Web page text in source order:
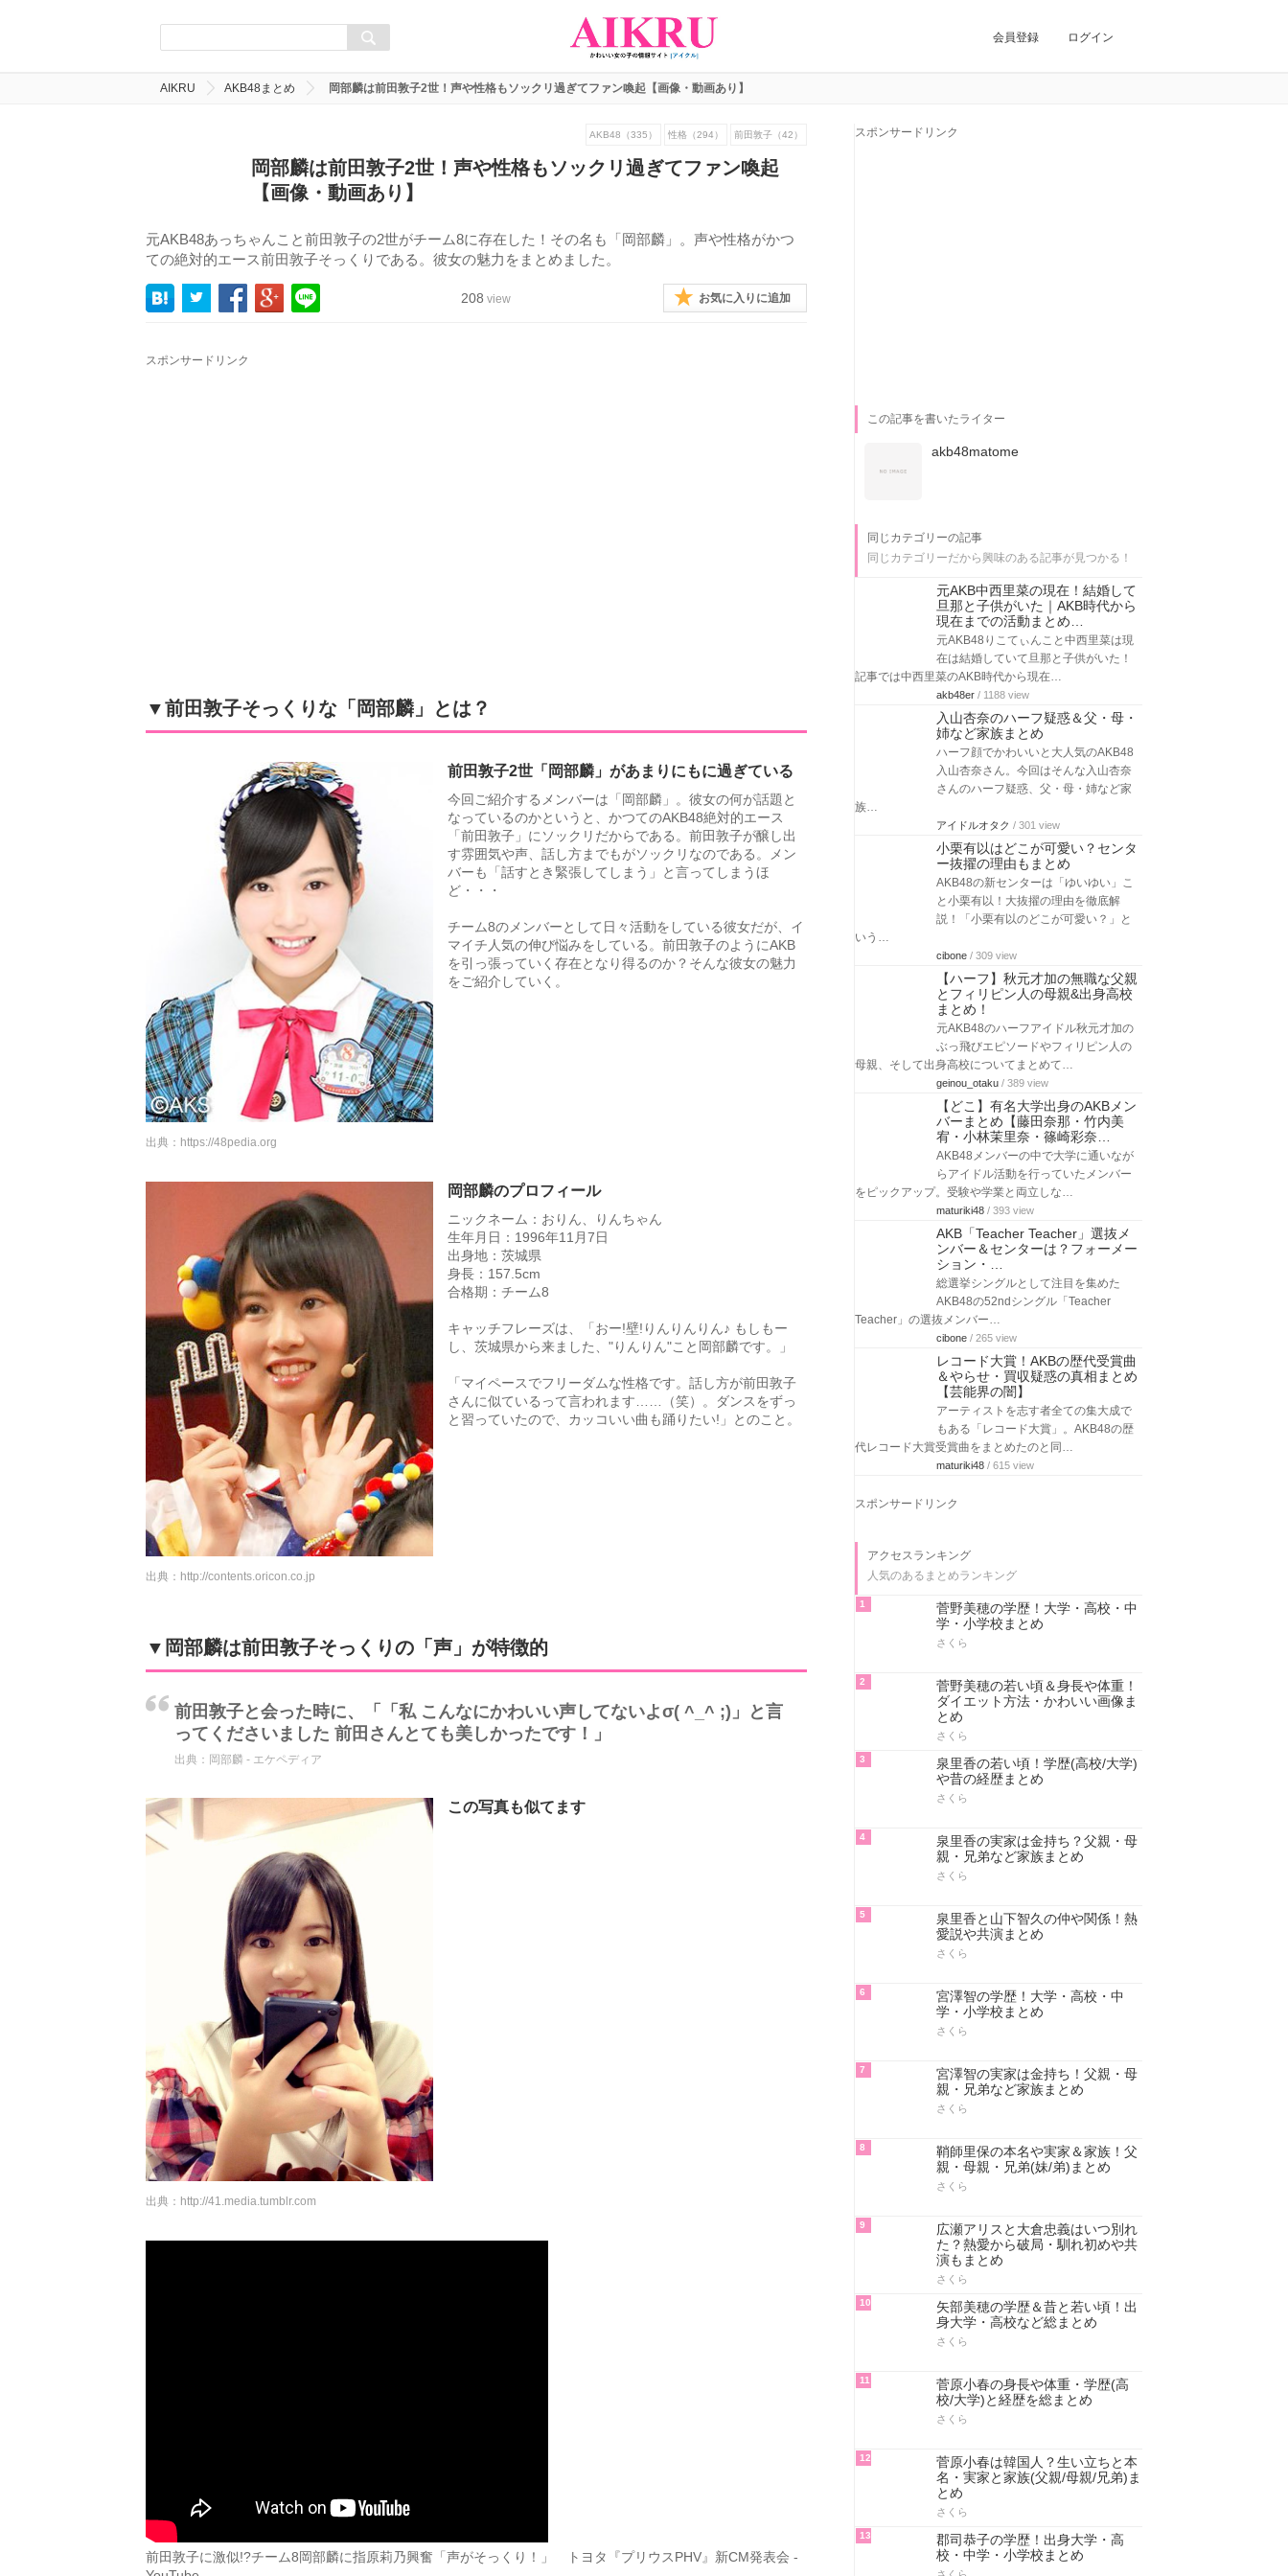
会員登録 ログイン
AIKRU AKB48まとめ 岡部麟は前田敦子2世！声や性格もソックリ過ぎてファン喚起【画像・動画あり】
AKB48（335） 性格（294） 前田敦子（42）
岡部麟は前田敦子2世！声や性格もソックリ過ぎてファン喚起
【画像・動画あり】
元AKB48あっちゃんこと前田敦子の2世がチーム8に存在した！その名も「岡部麟」。声や性格がかつ
ての絶対的エース前田敦子そっくりである。彼女の魅力をまとめました。
208 view お気に入りに追加
スポンサードリンク
▼前田敦子そっくりな「岡部麟」とは？
前田敦子2世「岡部麟」があまりにもに過ぎている
今回ご紹介するメンバーは「岡部麟」。彼女の何が話題と
なっているのかというと、かつてのAKB48絶対的エース
「前田敦子」にソックリだからである。前田敦子が醸し出
す雰囲気や声、話し方までもがソックリなのである。メン
バーも「話すとき緊張してしまう」と言ってしまうほ
ど・・・
チーム8のメンバーとして日々活動をしている彼女だが、イ
マイチ人気の伸び悩みをしている。前田敦子のようにAKB
を引っ張っていく存在となり得るのか？そんな彼女の魅力
をご紹介していく。
出典： https://48pedia.org
岡部麟のプロフィール
ニックネーム：おりん、りんちゃん
生年月日：1996年11月7日
出身地：茨城県
身長：157.5cm
合格期：チーム8
キャッチフレーズは、「おー!壁!りんりんりん♪ もしもー
し、茨城県から来ました、"りんりん"こと岡部麟です。」
「マイペースでフリーダムな性格です。話し方が前田敦子
さんに似ているって言われます……（笑）。ダンスをずっ
と習っていたので、カッコいい曲も踊りたい!」とのこと。
出典： http://contents.oricon.co.jp
▼岡部麟は前田敦子そっくりの「声」が特徴的
前田敦子と会った時に、「「私 こんなにかわいい声してないよσ( ^_^ ;)」と言
ってくださいました 前田さんとても美しかったです！」
出典： 岡部麟 - エケペディア
この写真も似てます
出典： http://41.media.tumblr.com
前田敦子に激似!?チーム8岡部麟に指原莉乃興奮「声がそっくり！」 トヨタ『プリウスPHV』新CM発表会 -
スポンサードリンク
この記事を書いたライター
akb48matome
同じカテゴリーの記事
同じカテゴリーだから興味のある記事が見つかる！
元AKB中西里菜の現在！結婚して
旦那と子供がいた｜AKB時代から
現在までの活動まとめ…
元AKB48りこてぃんこと中西里菜は現
在は結婚していて旦那と子供がいた！
記事では中西里菜のAKB時代から現在…
akb48er / 1188 view
入山杏奈のハーフ疑惑＆父・母・
姉など家族まとめ
ハーフ顔でかわいいと大人気のAKB48
入山杏奈さん。今回はそんな入山杏奈
さんのハーフ疑惑、父・母・姉など家
族…
アイドルオタク / 301 view
小栗有以はどこが可愛い？センタ
ー抜擢の理由もまとめ
AKB48の新センターは「ゆいゆい」こ
と小栗有以！大抜擢の理由を徹底解
説！「小栗有以のどこが可愛い？」と
いう…
cibone / 309 view
【ハーフ】秋元才加の無職な父親
とフィリピン人の母親&出身高校
まとめ！
元AKB48のハーフアイドル秋元才加の
ぶっ飛びエピソードやフィリピン人の
母親、そして出身高校についてまとめて…
geinou_otaku / 389 view
【どこ】有名大学出身のAKBメン
バーまとめ【藤田奈那・竹内美
宥・小林茉里奈・篠崎彩奈…
AKB48メンバーの中で大学に通いなが
らアイドル活動を行っていたメンバー
をピックアップ。受験や学業と両立しな…
maturiki48 / 393 view
AKB「Teacher Teacher」選抜メ
ンバー＆センターは？フォーメー
ション・…
総選挙シングルとして注目を集めた
AKB48の52ndシングル「Teacher
Teacher」の選抜メンバー…
cibone / 265 view
レコード大賞！AKBの歴代受賞曲
＆やらせ・買収疑惑の真相まとめ
【芸能界の闇】
アーティストを志す者全ての集大成で
もある「レコード大賞」。AKB48の歴
代レコード大賞受賞曲をまとめたのと同…
maturiki48 / 615 view
スポンサードリンク
アクセスランキング
人気のあるまとめランキング
1
菅野美穂の学歴！大学・高校・中
学・小学校まとめ
さくら
2
菅野美穂の若い頃＆身長や体重！
ダイエット方法・かわいい画像ま
とめ
さくら
3
泉里香の若い頃！学歴(高校/大学)
や昔の経歴まとめ
さくら
4
泉里香の実家は金持ち？父親・母
親・兄弟など家族まとめ
さくら
5
泉里香と山下智久の仲や関係！熱
愛説や共演まとめ
さくら
6
宮澤智の学歴！大学・高校・中
学・小学校まとめ
さくら
7
宮澤智の実家は金持ち！父親・母
親・兄弟など家族まとめ
さくら
8
鞘師里保の本名や実家＆家族！父
親・母親・兄弟(妹/弟)まとめ
さくら
9
広瀬アリスと大倉忠義はいつ別れ
た？熱愛から破局・馴れ初めや共
演もまとめ
さくら
10
矢部美穂の学歴＆昔と若い頃！出
身大学・高校など総まとめ
さくら
11
菅原小春の身長や体重・学歴(高
校/大学)と経歴を総まとめ
さくら
12
菅原小春は韓国人？生い立ちと本
名・実家と家族(父親/母親/兄弟)ま
とめ
さくら
13
郡司恭子の学歴！出身大学・高
校・中学・小学校まとめ